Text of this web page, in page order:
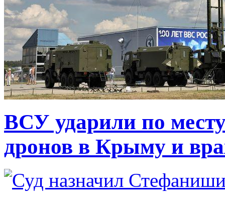
ВСУ ударили по
дронов в Крыму и